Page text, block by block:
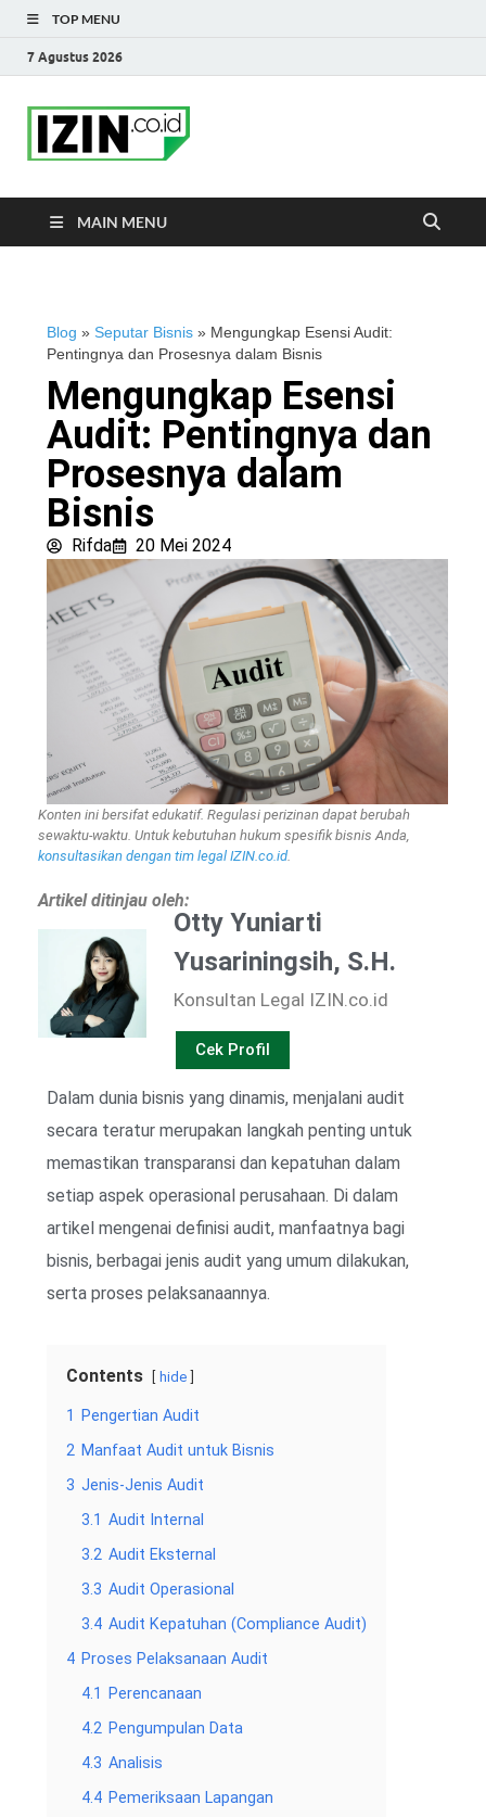
TOP MENU
7 Agustus 2026
MAIN MENU
Blog » Seputar Bisnis » Mengungkap Esensi Audit:
Pentingnya dan Prosesnya dalam Bisnis
Mengungkap Esensi
Audit: Pentingnya dan
Prosesnya dalam
Bisnis
Rifda 20 Mei 2024
Konten ini bersifat edukatif. Regulasi perizinan dapat berubah
sewaktu-waktu. Untuk kebutuhan hukum spesifik bisnis Anda,
konsultasikan dengan tim legal IZIN.co.id.
Artikel ditinjau oleh:
Otty Yuniarti
Yusariningsih, S.H.
Konsultan Legal IZIN.co.id
Cek Profil
Dalam dunia bisnis yang dinamis, menjalani audit
secara teratur merupakan langkah penting untuk
memastikan transparansi dan kepatuhan dalam
setiap aspek operasional perusahaan. Di dalam
artikel mengenai definisi audit, manfaatnya bagi
bisnis, berbagai jenis audit yang umum dilakukan,
serta proses pelaksanaannya.
Contents hide
1
Pengertian Audit
2 Manfaat Audit untuk Bisnis
3 Jenis-Jenis Audit
3.1 Audit Internal
3.2 Audit Eksternal
3.3 Audit Operasional
3.4 Audit Kepatuhan (Compliance Audit)
4 Proses Pelaksanaan Audit
4.1
Perencanaan
4.2 Pengumpulan Data
4.3 Analisis
4.4 Pemeriksaan Lapangan